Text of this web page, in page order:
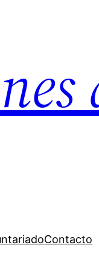
Contacto